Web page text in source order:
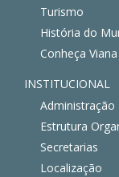
Turismo
História do
Conheça Viana
INSTITUCIONAL
Administração
Estrutura
Secretarias
Localização